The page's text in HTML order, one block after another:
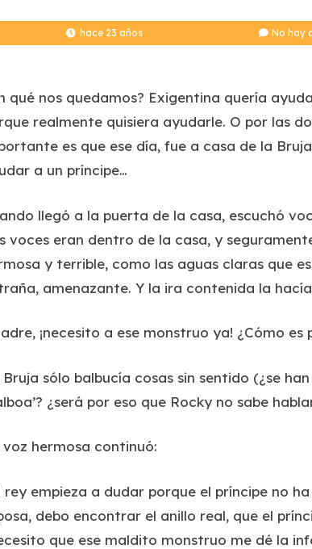
hace 23 años No hay
qué nos quedamos? Exigentina quería
realmente quisiera ayudarle. O por las
es que ese día, fue a casa de la
a un príncipe…
llegó a la puerta de la casa, escuchó
voces eran dentro de la casa, y
y terrible, como las aguas claras que
amenazante. Y la ira contenida la
¡necesito a ese monstruo ya! ¿Cómo
Bruja sólo balbucía cosas sin sentido (¿se
¿será por eso que Rocky no sabe
voz hermosa continuó:
rey empieza a dudar porque el príncipe no
debo encontrar el anillo real, que el
que ese maldito monstruo me dé la